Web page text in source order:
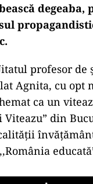
degeaba,
profesor de
Agnita, cu opt
ca un
din